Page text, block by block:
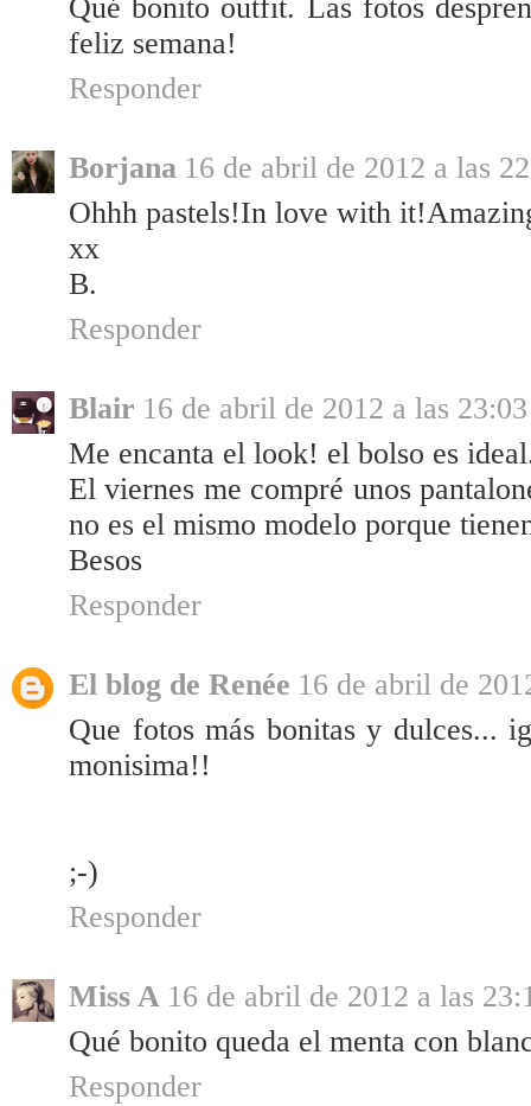
Qué bonito outfit. Las fotos
feliz semana!
Responder
Borjana 16 de abril de 2012 a las
Ohhh pastels!In love with
xx
B.
Responder
Blair 16 de abril de 2012 a las 23:03
Me encanta el look! el bolso es
El viernes me compré unos
no es el mismo modelo porque
Besos
Responder
El blog de Renée 16 de abril de
Que fotos más bonitas y dulces...
monisima!!
;-)
Responder
Miss A 16 de abril de 2012 a las
Qué bonito queda el menta con
Responder